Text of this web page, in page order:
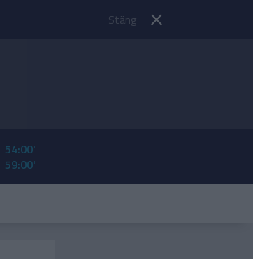
Stäng
54:00'
59:00'